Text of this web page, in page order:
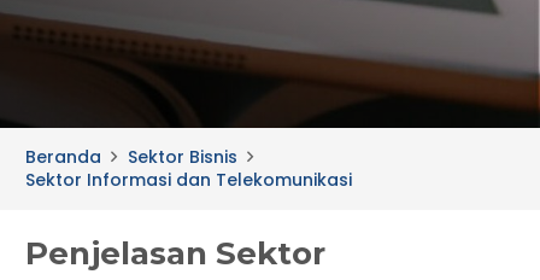
Beranda
Sektor Bisnis
Sektor Informasi dan Telekomunikasi
Penjelasan Sektor